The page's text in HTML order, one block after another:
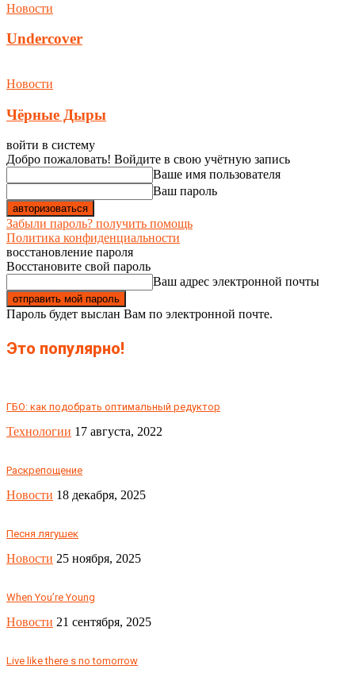
Новости
Undercover
Новости
Чёрные Дыры
войти в систему
Добро пожаловать! Войдите в свою учётную запись
Ваше имя пользователя
Ваш пароль
Забыли пароль? получить помощь
Политика конфиденциальности
восстановление пароля
Восстановите свой пароль
Ваш адрес электронной почты
Пароль будет выслан Вам по электронной почте.
Это популярно!
ГБО: как подобрать оптимальный редуктор
Технологии 17 августа, 2022
Раскрепощение
Новости 18 декабря, 2025
Песня лягушек
Новости 25 ноября, 2025
When You’re Young
Новости 21 сентября, 2025
Live like there s no tomorrow